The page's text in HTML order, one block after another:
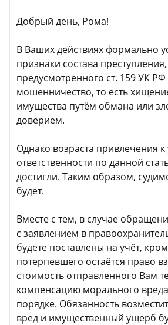
Добрый день, Рома!
В Ваших действиях формально
признаки состава преступления,
предусмотренного ст. 159 УК
мошенничество, то есть
имущества путём обмана или
доверием.
Однако возраста привлечения к
ответственности по данной
достигли. Таким образом,
будет.
Вместе с тем, в случае
с заявлением в
будете поставлены на учёт,
потерпевшего остаётся право
стоимость отправленного Вам
компенсацию морального
порядке. Обязанность
вред и имущественный ущерб